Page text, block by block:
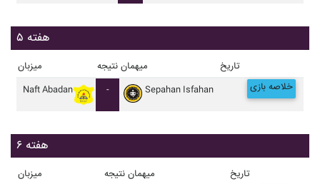
هفته ۵
میزبان نتیجه میهمان تاریخ
Naft Abadan - Sepahan Isfahan خلاصه بازی
هفته ۶
میزبان نتیجه میهمان تاریخ